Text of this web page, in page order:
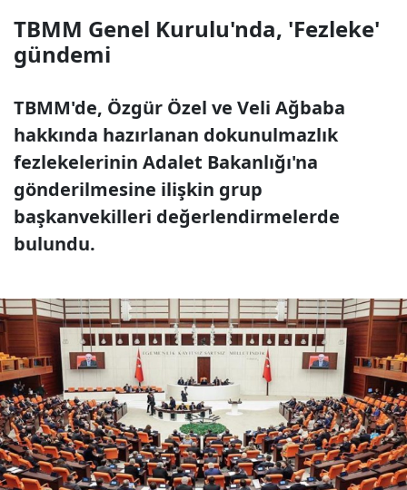
TBMM Genel Kurulu'nda, 'Fezleke'
gündemi
TBMM'de, Özgür Özel ve Veli Ağbaba
hakkında hazırlanan dokunulmazlık
fezlekelerinin Adalet Bakanlığı'na
gönderilmesine ilişkin grup
başkanvekilleri değerlendirmelerde
bulundu.